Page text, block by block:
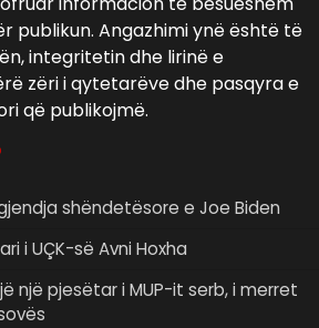
publikun. Angazhimi ynë është të
integritetin dhe lirinë e
zëri i qytetarëve dhe pasqyra e
që publikojmë.
shëndetësore e Joe Biden
i UÇK-së Avni Hoxha
një pjesëtar i MUP-it serb, i merret